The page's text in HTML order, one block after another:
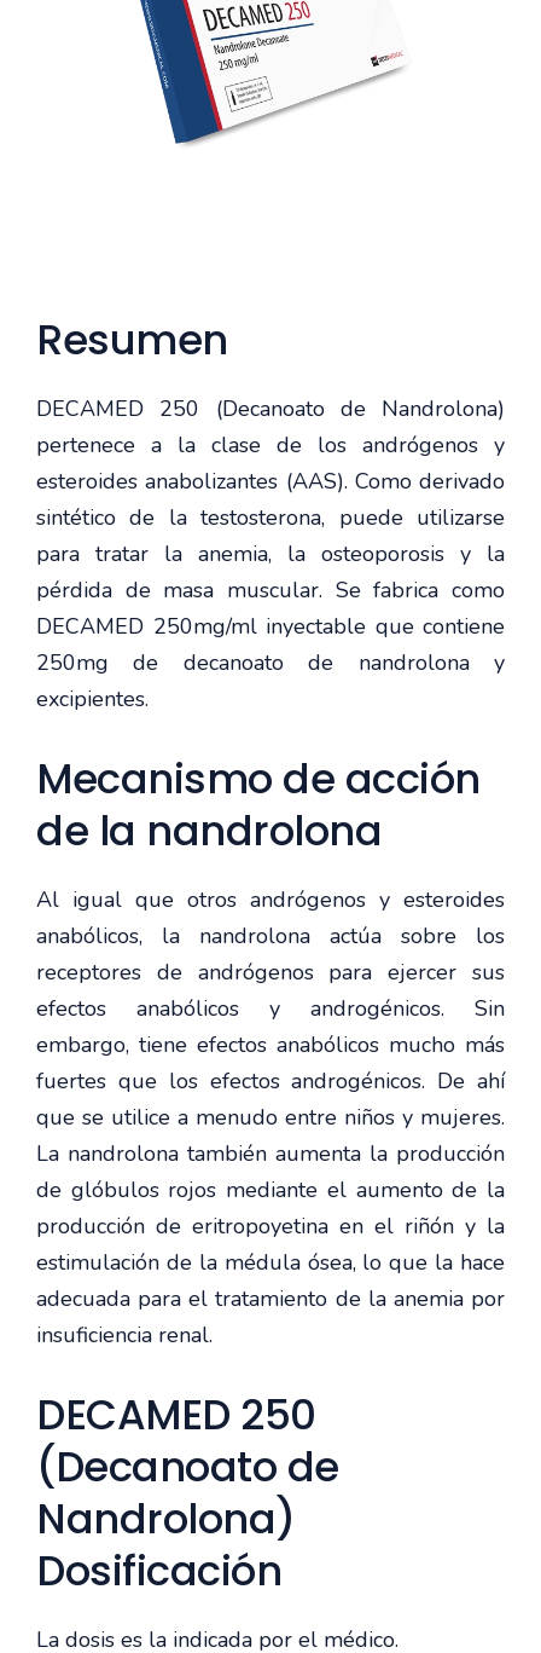
Resumen
DECAMED 250 (Decanoato de Nandrolona)
pertenece a la clase de los andrógenos y
esteroides anabolizantes (AAS). Como derivado
sintético de la testosterona, puede utilizarse
para tratar la anemia, la osteoporosis y la
pérdida de masa muscular. Se fabrica como
DECAMED 250mg/ml inyectable que contiene
250mg de decanoato de nandrolona y
excipientes.
Mecanismo de acción
de la nandrolona
Al igual que otros andrógenos y esteroides
anabólicos, la nandrolona actúa sobre los
receptores de andrógenos para ejercer sus
efectos anabólicos y androgénicos. Sin
embargo, tiene efectos anabólicos mucho más
fuertes que los efectos androgénicos. De ahí
que se utilice a menudo entre niños y mujeres.
La nandrolona también aumenta la producción
de glóbulos rojos mediante el aumento de la
producción de eritropoyetina en el riñón y la
estimulación de la médula ósea, lo que la hace
adecuada para el tratamiento de la anemia por
insuficiencia renal.
DECAMED 250
(Decanoato de
Nandrolona)
Dosificación
La dosis es la indicada por el médico.